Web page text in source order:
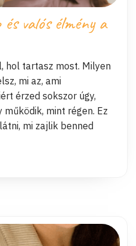
valós élmény a
hol tartasz most. Milyen
mi az, ami
érzed sokszor úgy,
működik, mint régen. Ez
mi zajlik benned